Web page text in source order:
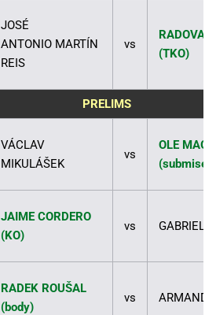
JOSÉ
ANTONIO MARTÍN
REIS
vs
(TKO)
PRELIMS
VÁCLAV
MIKULÁŠEK
vs
OLE
(submise)
JAIME CORDERO
(KO)
vs GABRIEL
RADEK ROUŠAL
(body)
vs ARMAND